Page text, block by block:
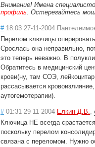
Внимание! Имена
профиль. Остерегайтесь
#18:03 27-11-2004
Перелом ключицы
Срослась она неправильно,
это теперь неважно. В
Обратитесь в медицинский
крови(ну, там СОЭ,
рассасывается
аутогемотерапии).
#01:31 29-11-2004 Елкин Д.В.,
Ключица НЕ всегда
поскольку перелом
связана с переломом. Нужно